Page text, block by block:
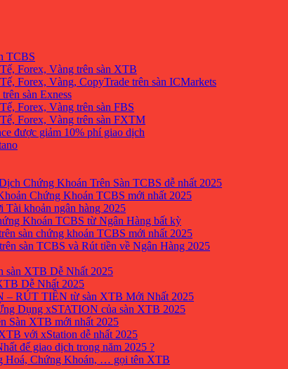
TCBS
Forex, Vàng trên sàn XTB
Forex, Vàng, CopyTrade trên sàn ICMarkets
sàn Exness
Forex, Vàng trên sàn FBS
Forex, Vàng trên sàn FXTM
được giảm 10% phí giao dịch
Chứng Khoán Trên Sàn TCBS dễ nhất 2025
Chứng Khoán TCBS mới nhất 2025
khoản ngân hàng 2025
Khoán TCBS từ Ngân Hàng bất kỳ
sàn chứng khoán TCBS mới nhất 2025
sàn TCBS và Rút tiền về Ngân Hàng 2025
sàn XTB Dễ Nhất 2025
Dễ Nhất 2025
– RÚT TIỀN từ sàn XTB Mới Nhất 2025
Dụng xSTATION của sàn XTB 2025
Sàn XTB mới nhất 2025
với xStation dễ nhất 2025
để giao dịch trong năm 2025 ?
Hoá, Chứng Khoán, … gọi tên XTB